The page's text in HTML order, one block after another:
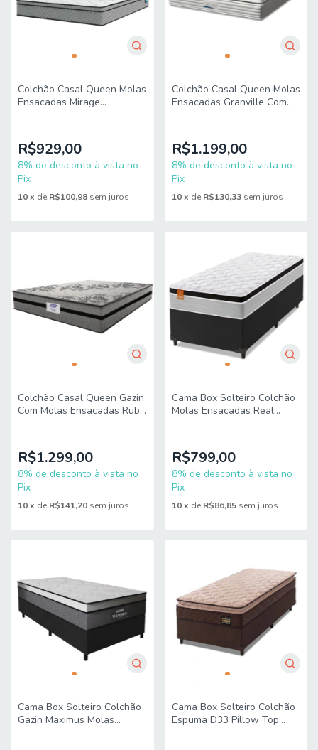
Colchão Casal Queen Molas
Ensacadas Mirage
R$929,00
8% de desconto à vista no
Pix
10x de R$100,98 sem juros
Colchão Casal Queen Molas
Ensacadas Granville Com
R$1.199,00
8% de desconto à vista no
Pix
10 x de R$130,33 sem juros
Colchão Casal Queen Gazin
Com Molas Ensacadas Rubi
R$1.299,00
8% de desconto à vista no
Pix
10x de R$141,20 sem juros
Cama Box Solteiro Colchão
Molas Ensacadas Real
R$799,00
8% de desconto à vista no
Pix
10 x de R$86,85 sem juros
Cama Box Solteiro Colchão
Gazin Maximus Molas
Cama Box Solteiro Colchão
Espuma D33 Pillow Top